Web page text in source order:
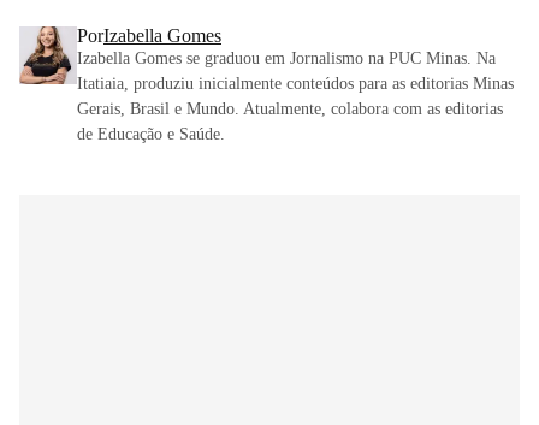
PorIzabella Gomes
Izabella Gomes se graduou em Jornalismo na PUC Minas. Na
Itatiaia, produziu inicialmente conteúdos para as editorias Minas
Gerais, Brasil e Mundo. Atualmente, colabora com as editorias
de Educação e Saúde.